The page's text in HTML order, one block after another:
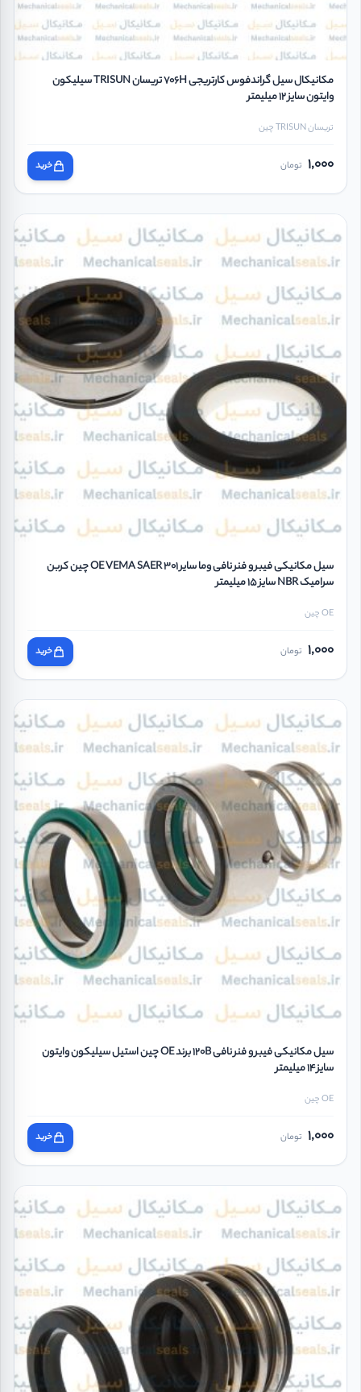
مکانیکال سیل گراندفوس کارتریجی 706H تریسان TRISUN سیلیکون
وایتون سایز 12 میلیمتر
تریسان TRISUN چین
1,000 تومان خرید
سیل مکانیکی فیبر و فنر نافی وما سایر OE VEMA SAER 301 چین کربن
سرامیک NBR سایز 15 میلیمتر
OE چین
1,000 تومان خرید
سیل مکانیکی فیبر و فنر نافی 120B برند OE چین استیل سیلیکون وایتون
سایز 14 میلیمتر
OE چین
1,000 تومان خرید